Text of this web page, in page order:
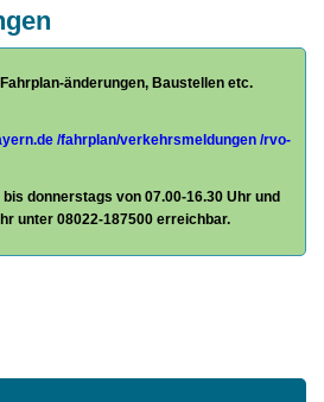
änderungen, Baustellen etc.
/fahrplan/verkehrsmeldungen /rvo-
donnerstags von 07.00-16.30 Uhr und
unter 08022-187500 erreichbar.